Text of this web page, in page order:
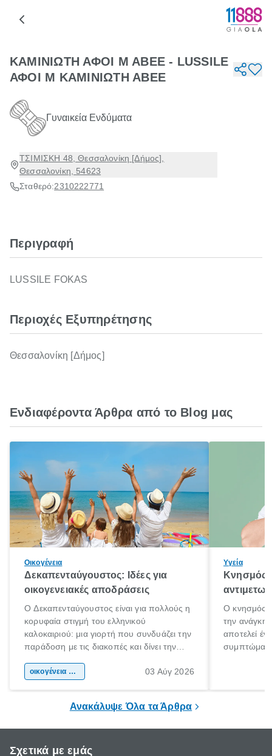
ΚΑΜΙΝΙΩΤΗ ΑΦΟΙ Μ ΑΒΕΕ - LUSSILE
ΑΦΟΙ Μ ΚΑΜΙΝΙΩΤΗ ΑΒΕΕ
Γυναικεία Ενδύματα
ΤΣΙΜΙΣΚΗ 48, Θεσσαλονίκη [Δήμος],
Θεσσαλονίκη, 54623
Σταθερό:2310222771
Περιγραφή
LUSSILE FOKAS
Περιοχές Εξυπηρέτησης
Θεσσαλονίκη [Δήμος]
Ενδιαφέροντα Άρθρα από το Blog μας
Οικογένεια
Δεκαπενταύγουστος: Ιδέες για
οικογενειακές αποδράσεις
Ο Δεκαπενταύγουστος είναι για πολλούς η
κορυφαία στιγμή του ελληνικού
καλοκαιριού: μια γιορτή που συνδυάζει την
παράδοση με τις διακοπές και δίνει την
χώρας. Είτε πρόκειται για λίγες μέρες
οικογένεια & παιδί 03 Αύγ 2026
Υγεία
Κνησμός:
Ο κνησμός
την ανάγκη
αποτελεί
Ανακάλυψε Όλα τα Άρθρα
Σχετικά με εμάς